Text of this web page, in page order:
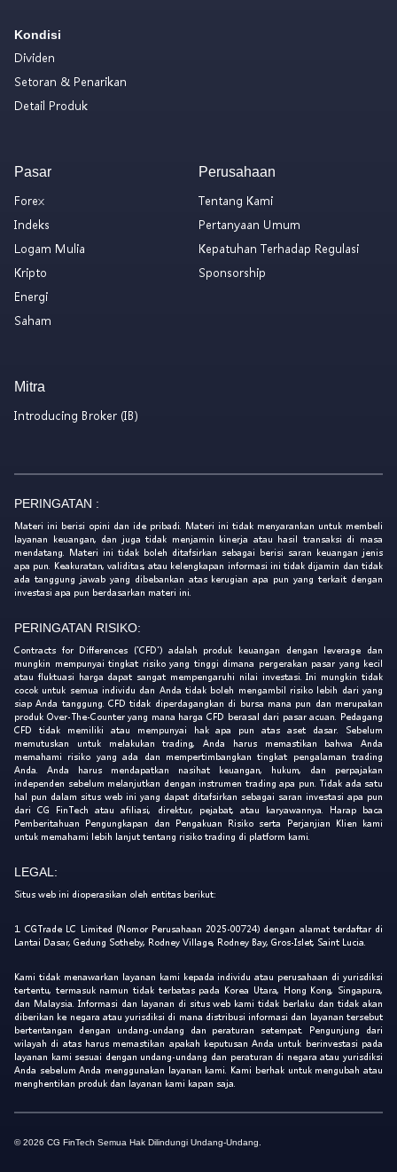
Kondisi
Dividen
Setoran & Penarikan
Detail Produk
Pasar
Forex
Indeks
Logam Mulia
Kripto
Energi
Saham
Perusahaan
Tentang Kami
Pertanyaan Umum
Kepatuhan Terhadap Regulasi
Sponsorship
Mitra
Introducing Broker (IB)
PERINGATAN :
Materi ini berisi opini dan ide pribadi. Materi ini tidak menyarankan untuk membeli
layanan keuangan, dan juga tidak menjamin kinerja atau hasil transaksi di masa
mendatang. Materi ini tidak boleh ditafsirkan sebagai berisi saran keuangan jenis
apa pun. Keakuratan, validitas, atau kelengkapan informasi ini tidak dijamin dan tidak
ada tanggung jawab yang dibebankan atas kerugian apa pun yang terkait dengan
investasi apa pun berdasarkan materi ini.
PERINGATAN RISIKO:
Contracts for Differences ('CFD') adalah produk keuangan dengan leverage dan
mungkin mempunyai tingkat risiko yang tinggi dimana pergerakan pasar yang kecil
atau fluktuasi harga dapat sangat mempengaruhi nilai investasi. Ini mungkin tidak
cocok untuk semua individu dan Anda tidak boleh mengambil risiko lebih dari yang
siap Anda tanggung. CFD tidak diperdagangkan di bursa mana pun dan merupakan
produk Over-The-Counter yang mana harga CFD berasal dari pasar acuan. Pedagang
CFD tidak memiliki atau mempunyai hak apa pun atas aset dasar. Sebelum
memutuskan untuk melakukan trading, Anda harus memastikan bahwa Anda
memahami risiko yang ada dan mempertimbangkan tingkat pengalaman trading
Anda. Anda harus mendapatkan nasihat keuangan, hukum, dan perpajakan
independen sebelum melanjutkan dengan instrumen trading apa pun. Tidak ada satu
hal pun dalam situs web ini yang dapat ditafsirkan sebagai saran investasi apa pun
dari CG FinTech atau afiliasi, direktur, pejabat, atau karyawannya. Harap baca
Pemberitahuan Pengungkapan dan Pengakuan Risiko serta Perjanjian Klien kami
untuk memahami lebih lanjut tentang risiko trading di platform kami.
LEGAL:
Situs web ini dioperasikan oleh entitas berikut:
1. CGTrade LC Limited (Nomor Perusahaan 2025-00724) dengan alamat terdaftar di
Lantai Dasar, Gedung Sotheby, Rodney Village, Rodney Bay, Gros-Islet, Saint Lucia.
Kami tidak menawarkan layanan kami kepada individu atau perusahaan di yurisdiksi
tertentu, termasuk namun tidak terbatas pada Korea Utara, Hong Kong, Singapura,
dan Malaysia. Informasi dan layanan di situs web kami tidak berlaku dan tidak akan
diberikan ke negara atau yurisdiksi di mana distribusi informasi dan layanan tersebut
bertentangan dengan undang-undang dan peraturan setempat. Pengunjung dari
wilayah di atas harus memastikan apakah keputusan Anda untuk berinvestasi pada
layanan kami sesuai dengan undang-undang dan peraturan di negara atau yurisdiksi
Anda sebelum Anda menggunakan layanan kami. Kami berhak untuk mengubah atau
menghentikan produk dan layanan kami kapan saja.
© 2026 CG FinTech Semua Hak Dilindungi Undang-Undang.